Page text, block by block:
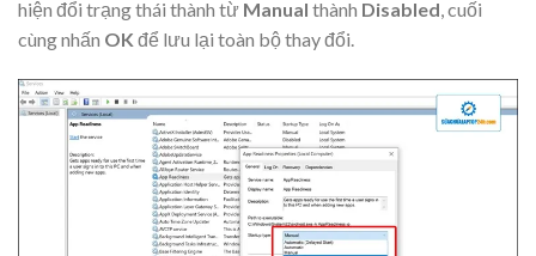
hiện đổi trạng thái thành từ Manual thành Disabled, cuối
cùng nhấn OK để lưu lại toàn bộ thay đổi.